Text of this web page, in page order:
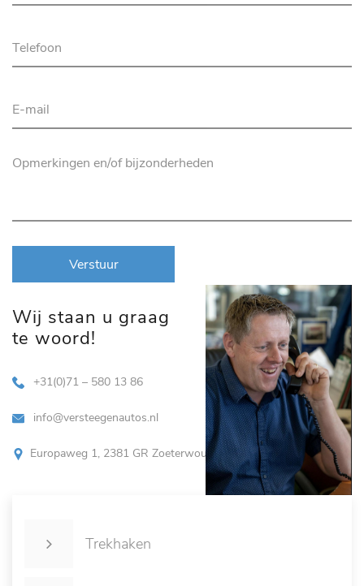
Verstuur
Wij staan u graag
te woord!
+31(0)71 – 580 13 86
info@versteegenautos.nl
Europaweg 1, 2381 GR Zoeterwoude
Trekhaken